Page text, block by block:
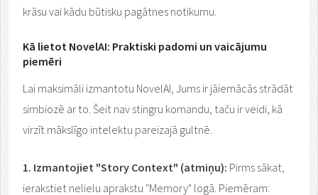
krāsu vai kādu būtisku pagātnes notikumu.
Kā lietot NovelAI: Praktiski padomi un vaicājumu
piemēri
Lai maksimāli izmantotu NovelAI, Jums ir jāiemācās strādāt
simbiozē ar to. Šeit nav stingru komandu, taču ir veidi, kā
virzīt mākslīgo intelektu pareizajā gultnē.
1. Izmantojiet "Story Context" (atmiņu): Pirms sākat,
ierakstiet nelielu aprakstu "Memory" logā. Piemēram: